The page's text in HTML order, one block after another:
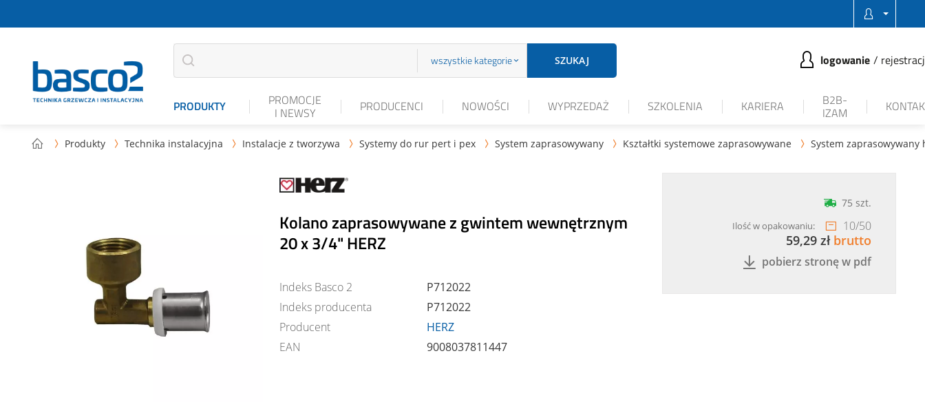
wszystkie kategorie SZUKAJ logowanie
PRODUKTY PROMOCJE
I NEWSY PRODUCENCI NOWOŚCI WYPRZEDAŻ SZKOLENIA KARIERA B2B-
IZAM
 Produkty  Technika instalacyjna  Instalacje z tworzywa  Systemy do rur pert i pex  System zaprasowywany  Kształtki systemowe zaprasowywane  System zaprasowywany
Kolano zaprasowywane z gwintem wewnętrznym
20 x 3/4" HERZ
Indeks Basco 2
P712022
Indeks producenta
P712022
Producent
HERZ
EAN
9008037811447
75 szt.
Ilość w opakowaniu: 10/50
59,29 zł brutto
pobierz stronę w pdf